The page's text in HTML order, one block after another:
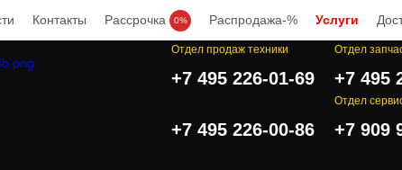
Контакты Рассрочка 0% Распродажа-% Услуги
Отдел продаж техники
+7 495 226-01-69
Отдел
+7 495
+7 495 226-00-86
Отдел
+7 909